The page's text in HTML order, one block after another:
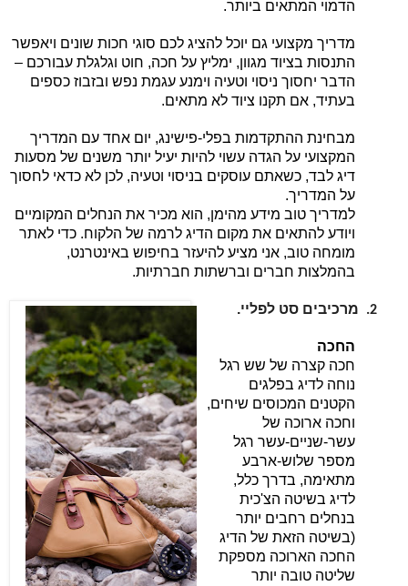
הדמוי המתאים ביותר.
מדריך מקצועי גם יוכל להציג לכם סוגי חכות שונים ויאפשר
התנסות בציוד מגוון, ימליץ על חכה, חוט וגלגלת עבורכם –
הדבר יחסוך ניסוי וטעיה וימנע עגמת נפש ובזבוז כספים
בעתיד, אם תקנו ציוד לא מתאים.
מבחינת ההתקדמות בפלי-פישינג, יום אחד עם המדריך
המקצועי על הגדה עשוי להיות יעיל יותר משנים של מסעות
דיג לבד, כשאתם עוסקים בניסוי וטעיה, לכן לא כדאי לחסוך
על המדריך.
למדריך טוב מידע מהימן, הוא מכיר את הנחלים המקומיים
ויודע להתאים את מקום הדיג לרמה של הלקוח. כדי לאתר
מומחה טוב, אני מציע להיעזר בחיפוש באינטרנט,
בהמלצות חברים וברשתות חברתיות.
2. מרכיבים סט לפליי.
החכה
חכה קצרה של שש רגל
נוחה לדיג בפלגים
הקטנים המכוסים שיחים,
וחכה ארוכה של
עשר-שניים-עשר רגל
מספר שלוש-ארבע
מתאימה, בדרך כלל,
לדיג בשיטה הצ'כית
בנחלים רחבים יותר
(בשיטה הזאת של הדיג
החכה הארוכה מספקת
שליטה טובה יותר